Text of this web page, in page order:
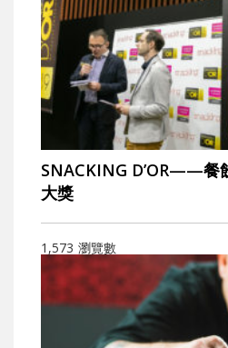
SNACKING D’OR——餐
大獎
瀏覽數
1,573